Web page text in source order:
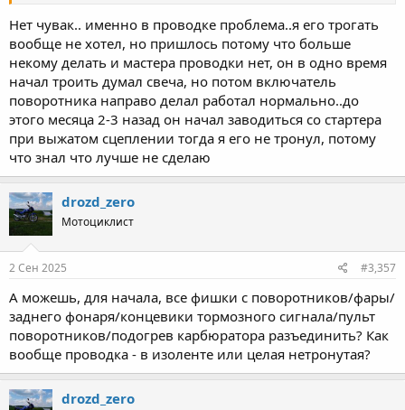
Нет чувак.. именно в проводке проблема..я его трогать
вообще не хотел, но пришлось потому что больше
некому делать и мастера проводки нет, он в одно время
начал троить думал свеча, но потом включатель
поворотника направо делал работал нормально..до
этого месяца 2-3 назад он начал заводиться со стартера
при выжатом сцеплении тогда я его не тронул, потому
что знал что лучше не сделаю
drozd_zero
Мотоциклист
2 Сен 2025 #3,357
А можешь, для начала, все фишки с поворотников/фары/
заднего фонаря/концевики тормозного сигнала/пульт
поворотников/подогрев карбюратора разъединить? Как
вообще проводка - в изоленте или целая нетронутая?
drozd_zero